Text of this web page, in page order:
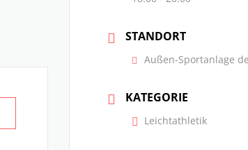
STANDORT
Außen-Sportanlage
KATEGORIE
Leichtathletik